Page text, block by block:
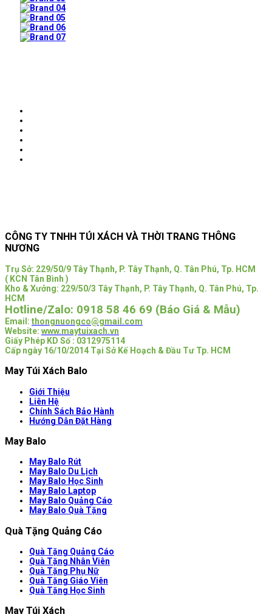
CÔNG TY TNHH TÚI XÁCH VÀ THỜI TRANG THÔNG
NƯƠNG
Trụ Sở: 229/50/9 Tây Thạnh, P. Tây Thạnh, Q. Tân Phú, Tp. HCM
( KCN Tân Bình )
Kho & Xưởng: 229/50/3 Tây Thạnh, P. Tây Thạnh, Q. Tân Phú, Tp.
HCM
Hotline/Zalo: 0918 58 46 69 (Báo Giá & Mẫu)
Email: thongnuongco@gmail.com
Website: www.maytuixach.vn
Giấy Phép KD Số : 0312975114
Cấp ngày 16/10/2014 Tại Sở Kế Hoạch & Đầu Tư Tp. HCM
May Túi Xách Balo
Giới Thiệu
Liên Hệ
Chính Sách Bảo Hành
Hướng Dẫn Đặt Hàng
May Balo
May Balo Rút
May Balo Du Lịch
May Balo Học Sinh
May Balo Laptop
May Balo Quảng Cáo
May Balo Quà Tặng
Quà Tặng Quảng Cáo
Quà Tặng Quảng Cáo
Quà Tặng Nhân Viên
Quà Tặng Phụ Nữ
Quà Tặng Giáo Viên
Quà Tặng Học Sinh
May Túi Xách